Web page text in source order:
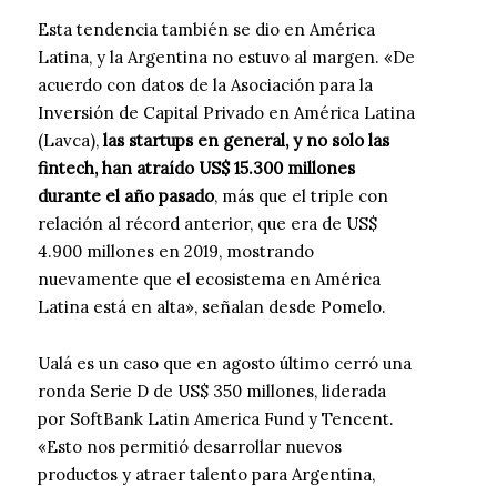
Esta tendencia también se dio en América
Latina, y la Argentina no estuvo al margen. «De
acuerdo con datos de la Asociación para la
Inversión de Capital Privado en América Latina
(Lavca), las startups en general, y no solo las
fintech, han atraído US$ 15.300 millones
durante el año pasado, más que el triple con
relación al récord anterior, que era de US$
4.900 millones en 2019, mostrando
nuevamente que el ecosistema en América
Latina está en alta», señalan desde Pomelo.
Ualá es un caso que en agosto último cerró una
ronda Serie D de US$ 350 millones, liderada
por SoftBank Latin America Fund y Tencent.
«Esto nos permitió desarrollar nuevos
productos y atraer talento para Argentina,